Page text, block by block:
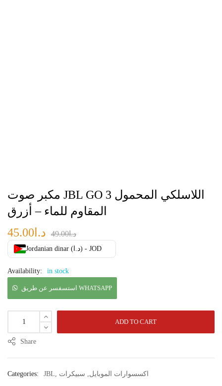
مكبر صوت JBL GO 3 اللاسلكي المحمول
المقاوم للماء – أزرق
د.ا49.00 د.ا 45.00
Jordanian dinar (د.ا) - JOD
Availability: in stock
استسفسر عن طريق WHATSAPP
ADD TO CART
Share
Categories: JBL, اكسسوارات الموبايل, سبيكرات